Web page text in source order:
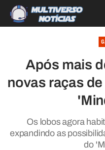
Após mais
novas raças
Os lobos agora
expandindo as
do